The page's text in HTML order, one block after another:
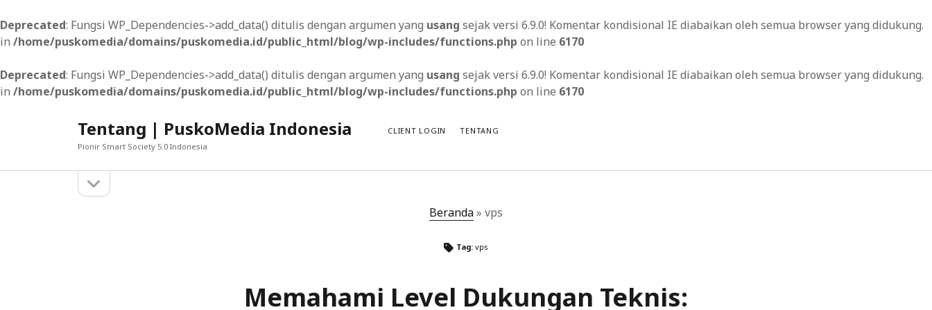
Deprecated: Fungsi WP_Dependencies->add_data() ditulis dengan argumen yang usang sejak versi 6.9.0! Komentar kondisional IE diabaikan oleh semua browser yang didukung.
in /home/puskomedia/domains/puskomedia.id/public_html/blog/wp-includes/functions.php on line 6170
Deprecated: Fungsi WP_Dependencies->add_data() ditulis dengan argumen yang usang sejak versi 6.9.0! Komentar kondisional IE diabaikan oleh semua browser yang didukung.
in /home/puskomedia/domains/puskomedia.id/public_html/blog/wp-includes/functions.php on line 6170
Tentang | PuskoMedia Indonesia
Pionir Smart Society 5.0 Indonesia
CLIENT LOGIN TENTANG
sidebar
Menerapkan Closed Caption pada Video: Meningkatkan Aksesibilitas pada Situs Web Anda
Beranda» vps
Tag: vps
Memahami Level Dukungan Teknis: